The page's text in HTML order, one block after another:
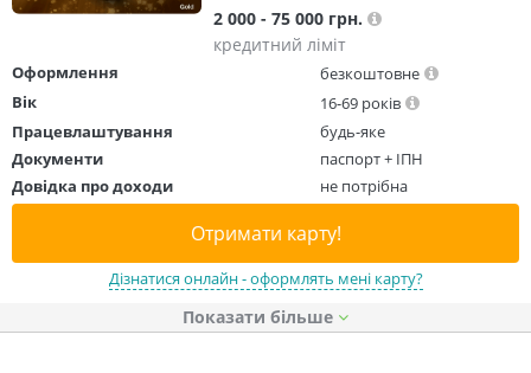
2 000 - 75 000 грн.
кредитний ліміт
Оформлення
безкоштовне
Вік
16-69 років
Працевлаштування
будь-яке
Документи
паспорт + ІПН
Довідка про доходи
не потрібна
Отримати карту!
Дізнатися онлайн - оформлять мені карту?
Показати